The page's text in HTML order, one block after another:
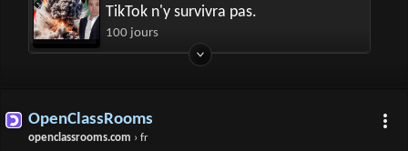
TikTok n'y survivra pas.
100 jours
OpenClassRooms
openclassrooms.com › fr